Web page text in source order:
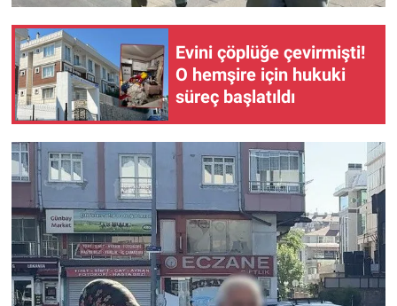
Evini çöplüğe çevirmişti!
O hemşire için hukuki
süreç başlatıldı